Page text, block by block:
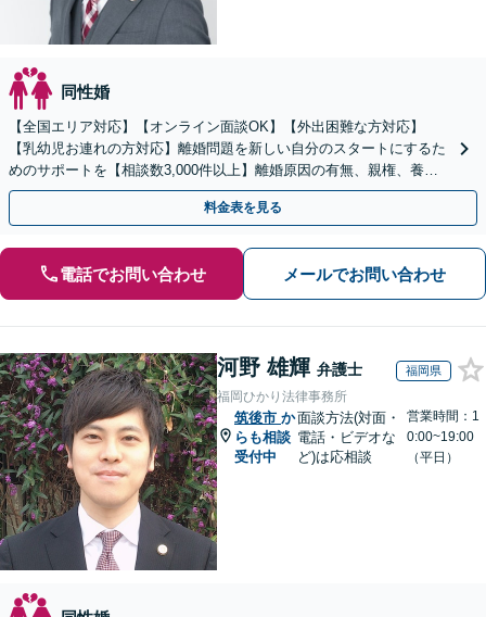
同性婚
【全国エリア対応】【オンライン面談OK】【外出困難な方対応】
【乳幼児お連れの方対応】離婚問題を新しい自分のスタートにするた
めのサポートを【相談数3,000件以上】離婚原因の有無、親権、養育
費、財産分与、慰謝料請求【夜間・休日相談可】
料金表を見る
電話でお問い合わせ メールでお問い合わせ
河野 雄輝 弁護士 福岡県
福岡ひかり法律事務所
筑後市 か
らも相談
受付中
面談方法(対面・
電話・ビデオな
ど)は応相談
営業時間：1
0:00~19:00
（平日）